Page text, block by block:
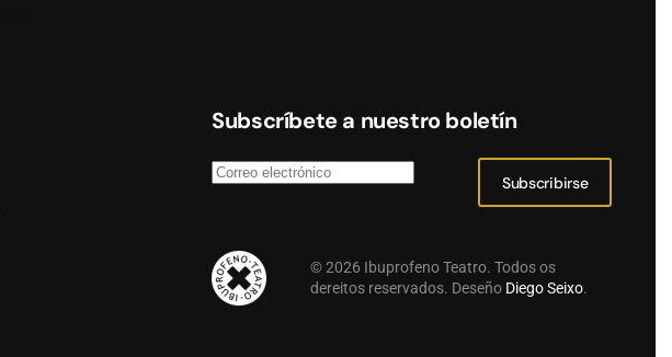
Subscríbete a nuestro boletín
Subscribirse
©2026 Ibuprofeno Teatro. Todos os
dereitos reservados. Deseño Diego Seixo.